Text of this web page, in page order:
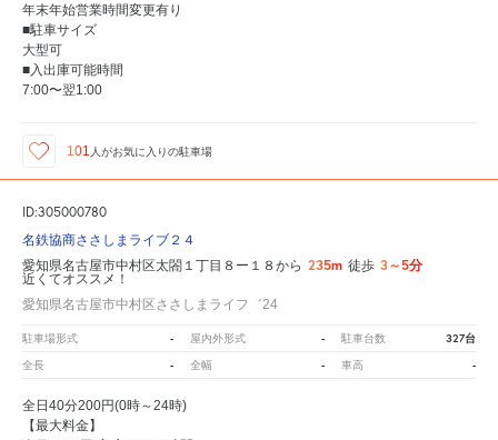
年末年始営業時間変更有り
■駐車サイズ
大型可
■入出庫可能時間
7:00〜翌1:00
101 人がお気に入りの駐車場
ID:305000780
名鉄協商ささしまライブ２４
愛知県名古屋市中村区太閤１丁目８ー１８から 235m 徒歩 3～5分
近くてオススメ！
愛知県名古屋市中村区ささしまライフ゛24
駐車場形式 - 屋内外形式 - 駐車台数 327台
全長 - 全幅 - 車高 -
全日40分200円(0時～24時)
【最大料金】